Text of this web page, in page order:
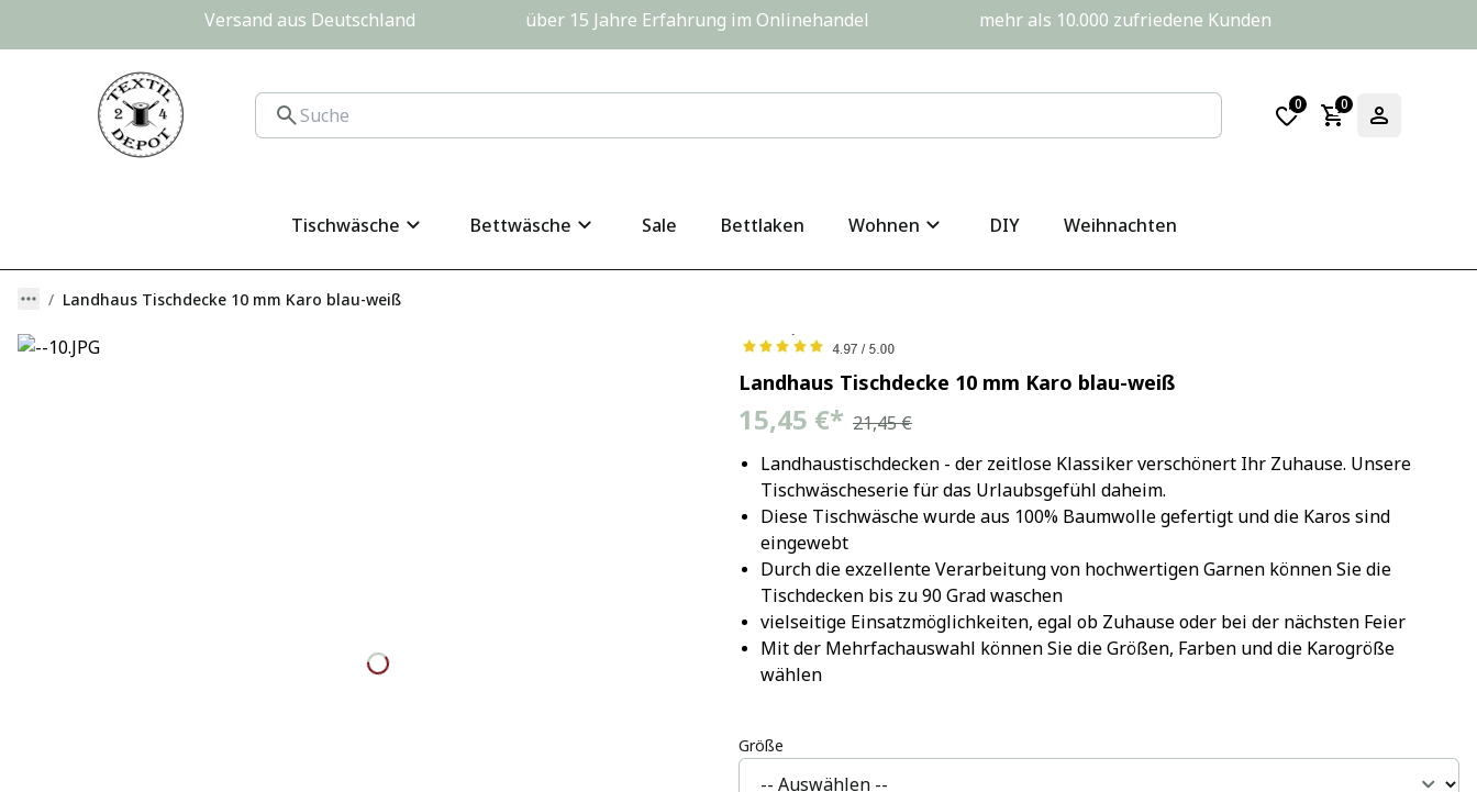
Versand aus Deutschland                         über 15 Jahre Erfahrung im Onlinehandel                         mehr als 10.000 zufriedene Kunden
0 0
Tischwäsche Bettwäsche Sale Bettlaken Wohnen DIY Weihnachten
Landhaus Tischdecke 10 mm Karo blau-weiß
Landhaus Tischdecke 10 mm Karo blau-weiß
15,45 €* 21,45 €
Landhaustischdecken - der zeitlose Klassiker verschönert Ihr Zuhause. Unsere
Tischwäscheserie für das Urlaubsgefühl daheim.
Diese Tischwäsche wurde aus 100% Baumwolle gefertigt und die Karos sind
eingewebt
Durch die exzellente Verarbeitung von hochwertigen Garnen können Sie die
Tischdecken bis zu 90 Grad waschen
vielseitige Einsatzmöglichkeiten, egal ob Zuhause oder bei der nächsten Feier
Mit der Mehrfachauswahl können Sie die Größen, Farben und die Karogröße
wählen
Größe